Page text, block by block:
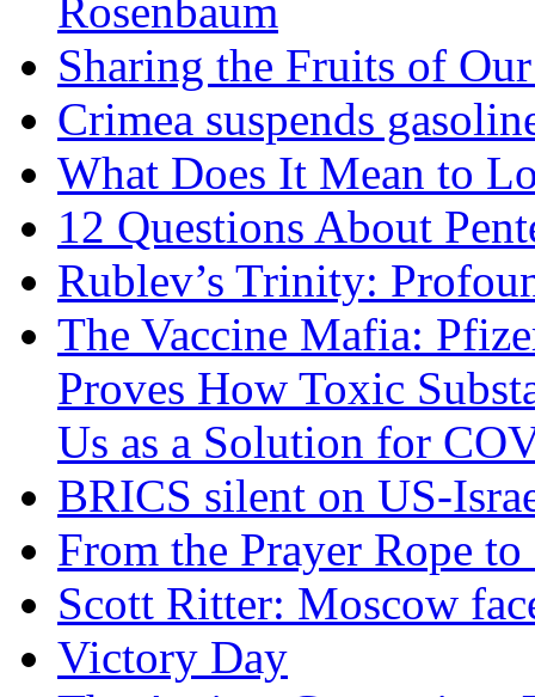
Rosenbaum
Sharing the Fruits of
Crimea suspends
What Does It Mean to
12 Questions About
Rublev’s Trinity:
The Vaccine Mafia:
Proves How Toxic
Us as a Solution for
BRICS silent on US-
From the Prayer Rope
Scott Ritter: Moscow
Victory Day